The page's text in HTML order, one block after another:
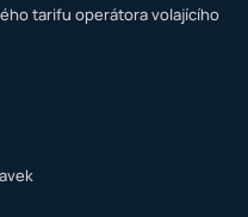
tarifu operátora volajícího